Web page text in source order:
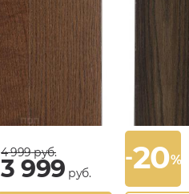
4 999руб.
3 999 руб.
-20%